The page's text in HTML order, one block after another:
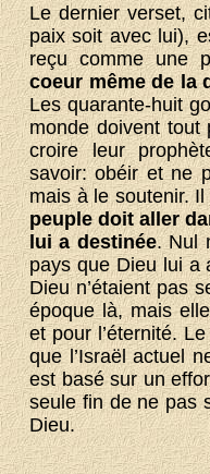
Le dernier verset,
paix soit avec lui),
reçu comme une
coeur même de la
Les quarante-huit
monde doivent tout
croire leur
savoir: obéir et ne
mais à le soutenir.
peuple doit aller
lui a destinée. Nul
pays que Dieu lui a
Dieu n’étaient pas
époque là, mais
et pour l’éternité.
que l’Israël actuel
est basé sur un
seule fin de ne pas
Dieu.